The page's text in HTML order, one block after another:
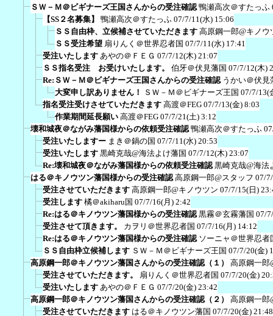
ＳＷ－Ｍ＠ビギナーズ王国さんからの受注確認 鴨瀬高次＠すたっふ
【SS２名募集】
鴨瀬高次＠すたっふ 07/7/11(水) 15:06
ＳＳ自由枠、立候補させていただきます 高原鋼一郎@キノウ
ＳＳ受注希望 扇りんく＠世界忍者国 07/7/11(水) 17:41
受注いたします あやの＠ＦＥＧ 07/7/12(木) 21:07
ＳＳ指名受注 お受けいたします。
伯牙＠伏見藩国 07/7/12(木)
Re:ＳＷ－Ｍ＠ビギナーズ王国さんからの受注確認 うかい＠伏見
大変申し訳ありません！
ＳＷ－Ｍ＠ビギナーズ王国 07/7/13(
指名受注受けさせていただきます 高渡＠FEG 07/7/13(金) 8:03
作業期間延長願い 高渡＠FEG 07/7/21(土) 3:12
壊和城夜＠ながみ藩国様からの依頼受注確認 鴨瀬高次＠すたっふ
受注いたしますー まき＠鍋の国 07/7/11(水) 20:53
受注いたします 黒崎克哉@海法よけ藩国 07/7/12(木) 23:07
Re:壊和城夜＠ながみ藩国様からの依頼受注確認 黒崎克哉@海法
はる＠キノウツン藩国様からの受注確認 高原鋼一郎@スタッフ 07/
受注させていただきます 高原鋼一郎@キノウツン 07/7/15(日)
受注します 橘＠akiharu国 07/7/16(月) 2:42
Re:はる＠キノウツン藩国様からの受注確認 黒霧＠玄霧藩国 07/
受注させて頂きます。
カヲリ＠世界忍者国 07/7/16(月) 14:12
Re:はる＠キノウツン藩国様からの受注確認 ソーニャ＠世界忍者
ＳＳ自由枠立候補します ＳＷ－Ｍ＠ビギナーズ王国 07/7/20(金)
高原鋼一郎＠キノウツン藩国さんからの受注確認（１）
高原鋼一郎
受注させていただきます。
扇りんく＠世界忍者国 07/7/20(金)
受注いたします あやの＠ＦＥＧ 07/7/20(金) 23:42
高原鋼一郎＠キノウツン藩国さんからの受注確認（２）
高原鋼一郎
受注させていただきます はる＠キノウツン藩国 07/7/20(金) 21:48